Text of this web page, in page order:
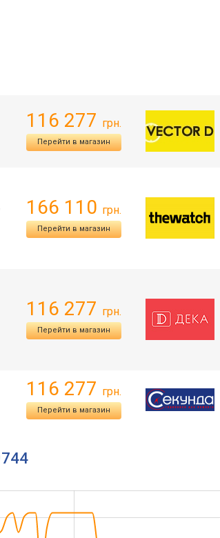
116 277 грн.
Перейти в магазин
166 110 грн.
Перейти в магазин
116 277 грн.
Перейти в магазин
116 277 грн.
Перейти в магазин